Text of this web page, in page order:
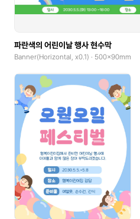
파란색의 어린이날 행사 현수막
Banner(Horizontal, x0.1) · 500x90mm